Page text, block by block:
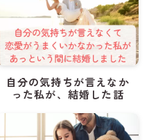
自分の気持ちが言えなか
った私が、結婚した話